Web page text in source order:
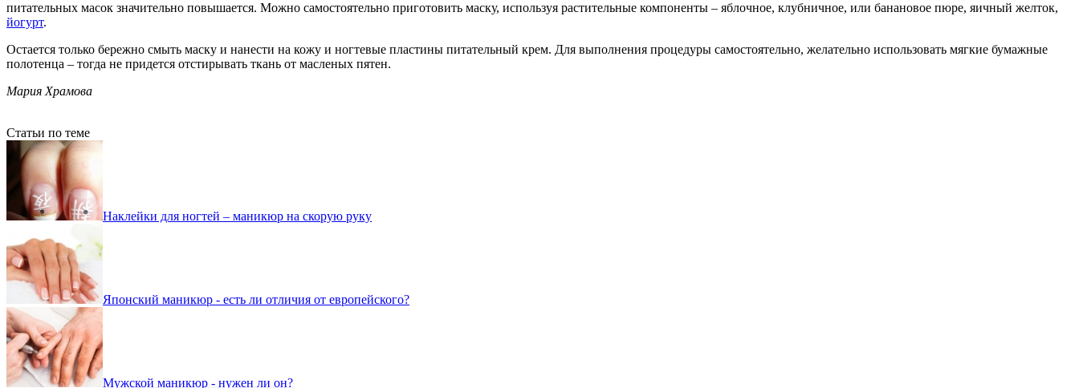
питательных масок значительно повышается. Можно самостоятельно приготовить маску, используя растительные компоненты – яблочное, клубничное, или банановое пюре, яичный желток,
йогурт.
Остается только бережно смыть маску и нанести на кожу и ногтевые пластины питательный крем. Для выполнения процедуры самостоятельно, желательно использовать мягкие бумажные
полотенца – тогда не придется отстирывать ткань от масленых пятен.
Мария Храмова
Статьи по теме
Наклейки для ногтей – маникюр на скорую руку
Японский маникюр - есть ли отличия от европейского?
Мужской маникюр - нужен ли он?